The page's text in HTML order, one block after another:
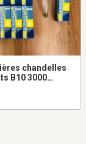
chandelles
B10 3000